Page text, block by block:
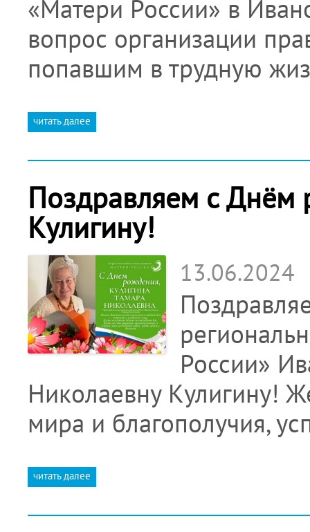
«Матери России» в
вопрос организации
попавшим в трудную
читать далее
Поздравляем с Днём
Кулигину!
13.06.2024
России»
Николаевну Кулигину!
мира и благополучия,
читать далее